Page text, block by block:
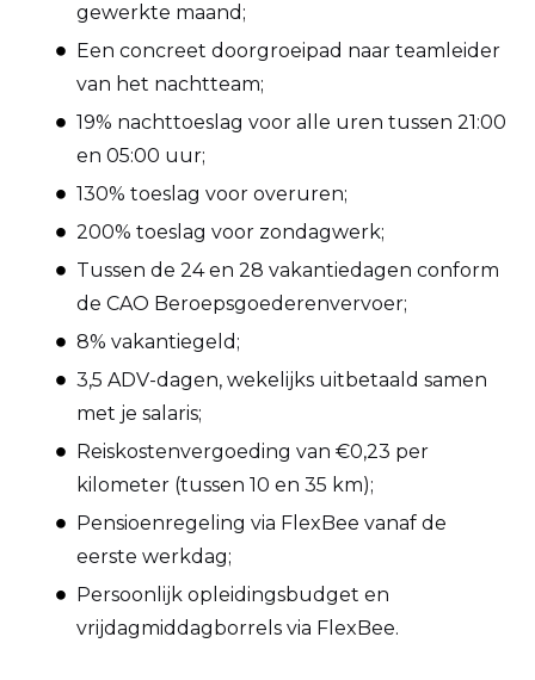
gewerkte maand;
Een concreet doorgroeipad naar teamleider
van het nachtteam;
19% nachttoeslag voor alle uren tussen 21:00
en 05:00 uur;
130% toeslag voor overuren;
200% toeslag voor zondagwerk;
Tussen de 24 en 28 vakantiedagen conform
de CAO Beroepsgoederenvervoer;
8% vakantiegeld;
3,5 ADV-dagen, wekelijks uitbetaald samen
met je salaris;
Reiskostenvergoeding van €0,23 per
kilometer (tussen 10 en 35 km);
Pensioenregeling via FlexBee vanaf de
eerste werkdag;
Persoonlijk opleidingsbudget en
vrijdagmiddagborrels via FlexBee.